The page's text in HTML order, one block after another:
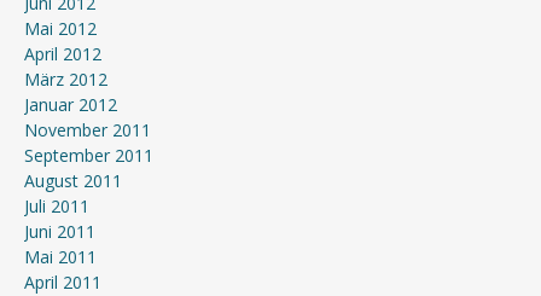
Mai 2012
April 2012
März 2012
Januar 2012
November 2011
September 2011
August 2011
Juli 2011
Juni 2011
Mai 2011
April 2011